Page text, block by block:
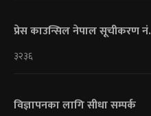
प्रेस काउन्सिल नेपाल सूचीकरण नं.
३२३६
विज्ञापनका लागि सीधा सम्पर्क